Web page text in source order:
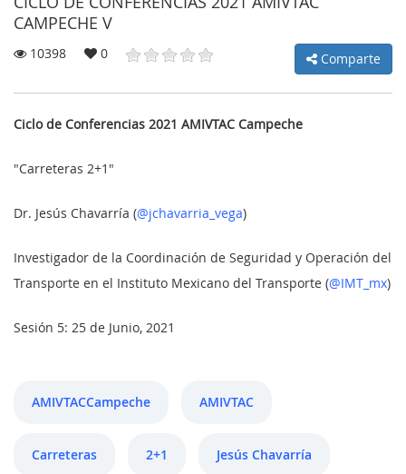
CUENTA
NOTICIAS
AUTORES
FAQ
Comparte:
CAMPECHE V
10398 0 Comparte
Ciclo de Conferencias 2021 AMIVTAC Campeche
"Carreteras 2+1"
Dr. Jesús Chavarría (@jchavarria_vega)
Investigador de la Coordinación de Seguridad y Operación del
Transporte en el Instituto Mexicano del Transporte (@IMT_mx)
Sesión 5: 25 de Junio, 2021
AMIVTACCampeche AMIVTAC
Carreteras 2+1 Jesús Chavarría